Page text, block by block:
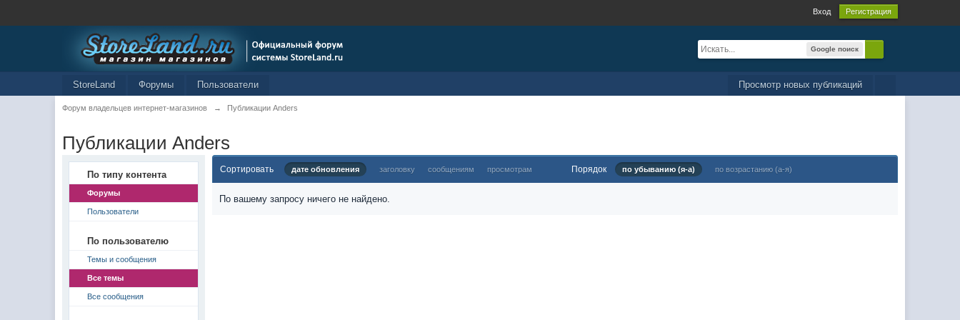
Вход Регистрация
Google поиск
Просмотр новых публикаций
StoreLand Форумы Пользователи
Форум владельцев интернет-магазинов → Публикации Anders
Публикации Anders
По типу контента
Форумы
Пользователи
По пользователю
Темы и сообщения
Все темы
Все сообщения
Сортировать дате обновления заголовку сообщениям просмотрам Порядок по убыванию (я-а) по возрастанию (а-я)
По вашему запросу ничего не найдено.